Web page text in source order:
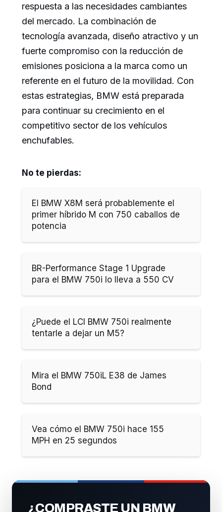
respuesta a las necesidades cambiantes
del mercado. La combinación de
tecnología avanzada, diseño atractivo y un
fuerte compromiso con la reducción de
emisiones posiciona a la marca como un
referente en el futuro de la movilidad. Con
estas estrategias, BMW está preparada
para continuar su crecimiento en el
competitivo sector de los vehículos
enchufables.
No te pierdas:
El BMW X8M será probablemente el
primer híbrido M con 750 caballos de
potencia
BR-Performance Stage 1 Upgrade
para el BMW 750i lo lleva a 550 CV
¿Puede el LCI BMW 750i realmente
tentarle a dejar un M5?
Mira el BMW 750iL E38 de James
Bond
Vea cómo el BMW 750i hace 155
MPH en 25 segundos
¿COMPRASTE UN BMW